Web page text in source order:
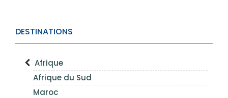
DESTINATIONS
Afrique
Afrique du Sud
Maroc